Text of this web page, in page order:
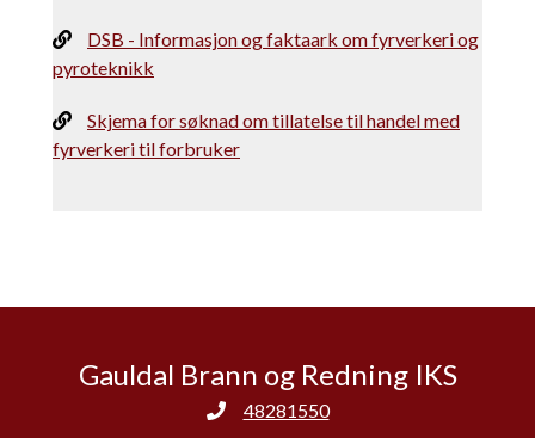
DSB - Informasjon og faktaark om fyrverkeri og
pyroteknikk
Skjema for søknad om tillatelse til handel med
fyrverkeri til forbruker
Gauldal Brann og Redning IKS
48281550